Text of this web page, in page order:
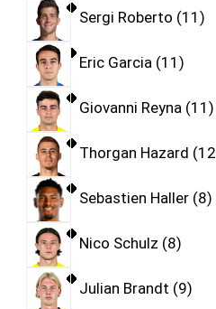
Sergi Roberto 11
Eric Garcia 11
Giovanni Reyna 11
Thorgan Hazard 12
Sebastien Haller 8
Nico Schulz 8
Julian Brandt 9